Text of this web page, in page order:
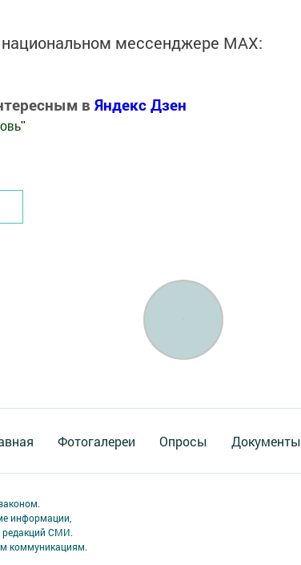
национальном мессенджере MАХ:
в Яндекс Дзен
"
Фотогалереи Опросы Документы
информации,
редакций СМИ.
коммуникациям.